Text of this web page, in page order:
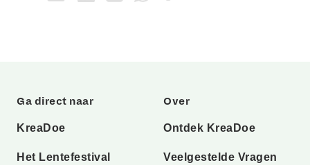
Ga direct naar
KreaDoe
Het Lentefestival
Over
Ontdek KreaDoe
Veelgestelde Vragen